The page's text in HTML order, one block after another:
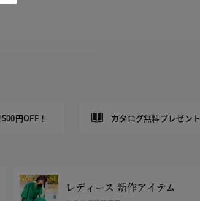
円OFF！ カタログ無料プレゼント
レディース 新作アイテム